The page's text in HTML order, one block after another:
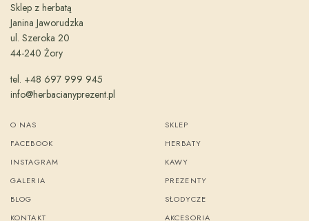
Sklep z herbatą
Janina Jaworudzka
ul. Szeroka 20
44-240 Żory
tel. +48 697 999 945
info@herbacianyprezent.pl
O NAS
FACEBOOK
INSTAGRAM
GALERIA
BLOG
KONTAKT
SKLEP
HERBATY
KAWY
PREZENTY
SŁODYCZE
AKCESORIA